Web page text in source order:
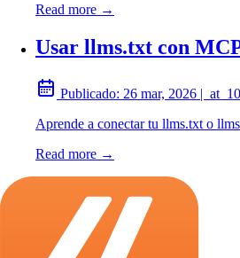
Read more →
Usar llms.txt con
Publicado: 26 mar, 2026 | at
Aprende a conectar tu llms.txt o
Read more →